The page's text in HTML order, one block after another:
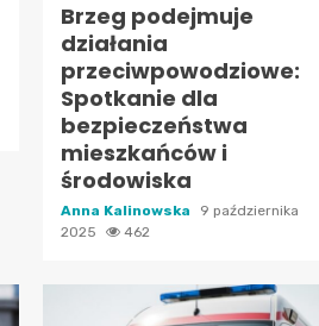
Brzeg podejmuje
działania
przeciwpowodziowe:
Spotkanie dla
bezpieczeństwa
mieszkańców i
środowiska
Anna Kalinowska
9 października
2025
462